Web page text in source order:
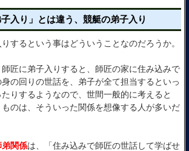
入り」とは違う、競艇の弟子入り
するという事はどういうことなのだろうか。
師匠に弟子入りすると、師匠の家に住み込みで
の回りの世話を、弟子が全て担当するといっ
りするようなので、世間一般的に考えると
ものは、そういった関係を想像する人が多いだ
関係は、「住み込みで師匠の世話して学ばせ